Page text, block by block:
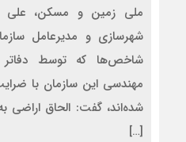
ملی زمین و مسکن، علی
شهرسازی و مدیرعامل
شاخص‌ها که توسط
مهندسی این سازمان با
شده‌اند، گفت: الحاق اراضی
[…]